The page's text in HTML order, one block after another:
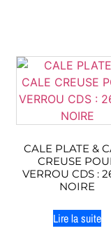
CALE PLATE &
CREUSE
VERROU CDS :
NOIRE
Lire la suite